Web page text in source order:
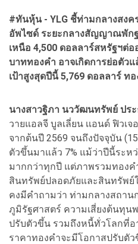
#ทันหุ้น - YLG ชี้ท่ามกลางสงค
อัพไซด์ ระยะกลางสัญญาณพัก
เหนือ 4,500 ดอลลาร์สหรัฐฯต่
บาททองคำ อาจเกิดการย่อตัว
เป้าสูงสุดปีนี้ 5,769 ดอลลาร์ ท
นางสาวฐิภา นววัฒนทรัพย์ ปร
วายแอลจี บูลเลี่ยน เเอนด์ ฟิวเจ
จากต้นปี 2569 จนถึงปัจจุบัน
ตัวขึ้นมาแล้ว 7% แม้ว่าปีนี้ระห
มากกว่าทุกปี แต่ภาพรวมทอง
สินทรัพย์ปลอดภัยและสินทรัพย์
คงมีคำถามว่า ท่ามกลางสถา
ภูมิรัฐศาสตร์ ความเสี่ยงต้นทุน
ปรับตัวขึ้น รวมถึงหนี้ทั่วโลกที่อ
ราคาทองคำจะมีโอกาสปรับตั